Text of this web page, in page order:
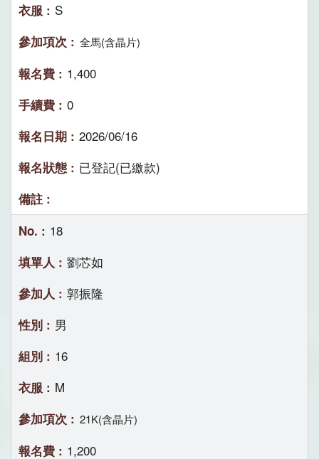
S
全馬(含晶片)
1,400
0
2026/06/16
已登記(已繳款)
18
劉芯如
郭振隆
男
16
M
21K(含晶片)
1,200